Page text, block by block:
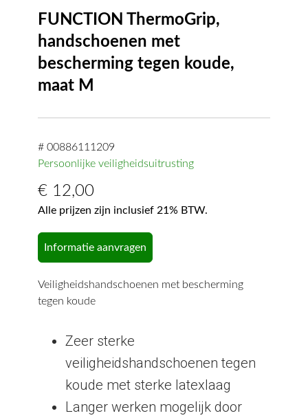
FUNCTION ThermoGrip,
handschoenen met
bescherming tegen koude,
maat M
# 00886111209
Persoonlijke veiligheidsuitrusting
€ 12,00
Alle prijzen zijn inclusief 21% BTW.
Informatie aanvragen
Veiligheidshandschoenen met bescherming
tegen koude
Zeer sterke
veiligheidshandschoenen tegen
koude met sterke latexlaag
Langer werken mogelijk door